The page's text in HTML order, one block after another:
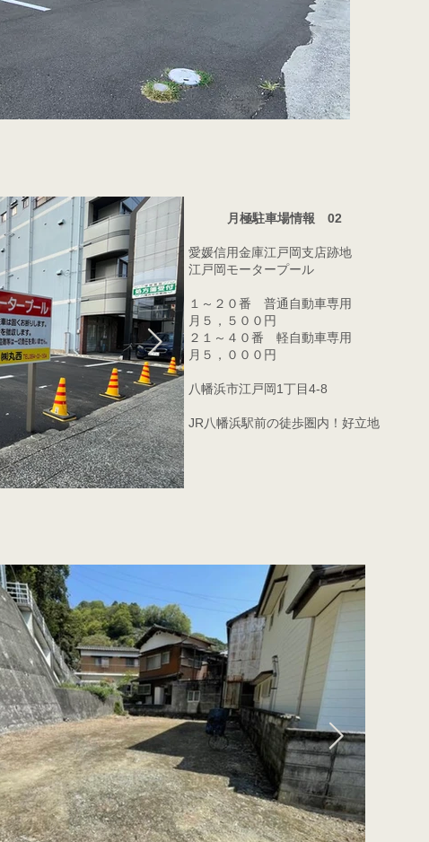
月極駐車場情報 02
愛媛信用金庫江戸岡支店跡地
江戸岡モータープール
１～２０番 普通自動車専用
月５，５００円
２１～４０番 軽自動車専用
​月５，０００円
​八幡浜市江戸岡1丁目4-8
​JR八幡浜駅前の徒歩圏内！好立地